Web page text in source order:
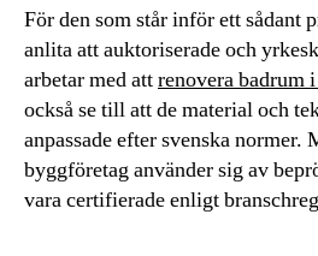
För den som står inför ett sådant
anlita att auktoriserade och
arbetar med attrenovera badrum
också se till att de material och
anpassade efter svenska normer.
byggföretag använder sig av
vara certifierade enligt